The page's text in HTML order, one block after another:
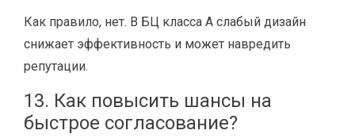
Как правило, нет. В БЦ класса A слабый дизайн
снижает эффективность и может навредить
репутации.
13. Как повысить шансы на
быстрое согласование?